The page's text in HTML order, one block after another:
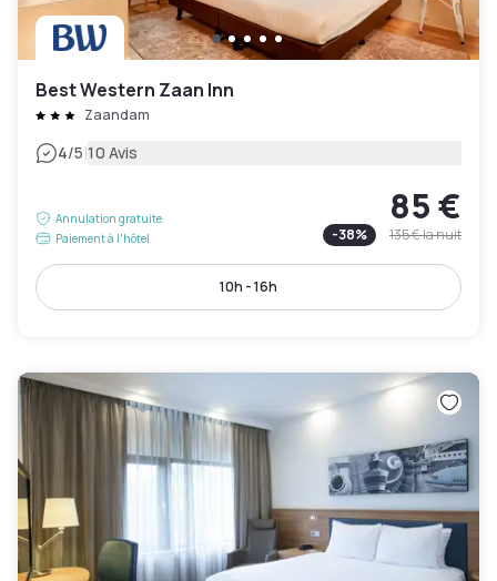
Best Western Zaan Inn
Zaandam
4/5|10 Avis
Annulation gratuite
Paiement à l'hôtel
85 €
-38% 135 €la nuit
10h - 16h